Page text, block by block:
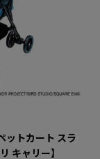
ットカート スラ
キャリー】